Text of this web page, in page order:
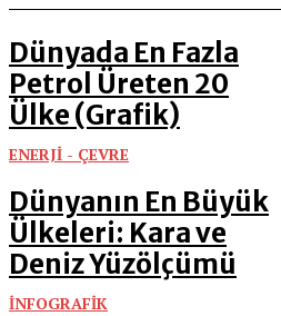
Dünyada En Fazla
Petrol Üreten 20
Ülke (Grafik)
ENERJİ - ÇEVRE
Dünyanın En Büyük
Ülkeleri: Kara ve
Deniz Yüzölçümü
İNFOGRAFİK